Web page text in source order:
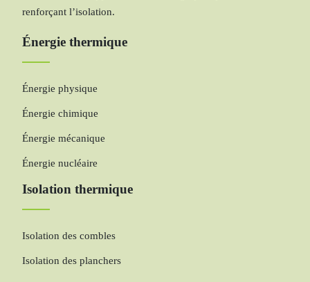
renforçant l’isolation.
Énergie thermique
Énergie physique
Énergie chimique
Énergie mécanique
Énergie nucléaire
Isolation thermique
Isolation des combles
Isolation des planchers